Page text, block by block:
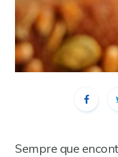
Sempre que